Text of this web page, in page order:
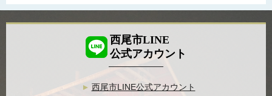
西尾市LINE
公式アカウント
西尾市LINE公式アカウント